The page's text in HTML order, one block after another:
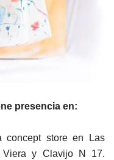
presencia en:
concept store en Las
Viera y Clavijo N 17.